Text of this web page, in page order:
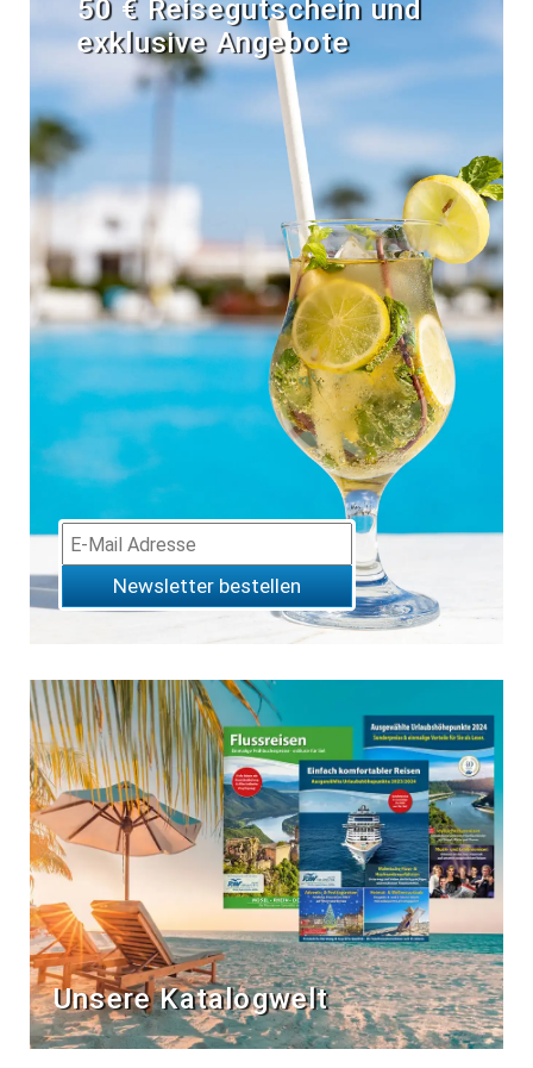
50 € Reisegutschein und
exklusive Angebote
Newsletter bestellen
Unsere Katalogwelt